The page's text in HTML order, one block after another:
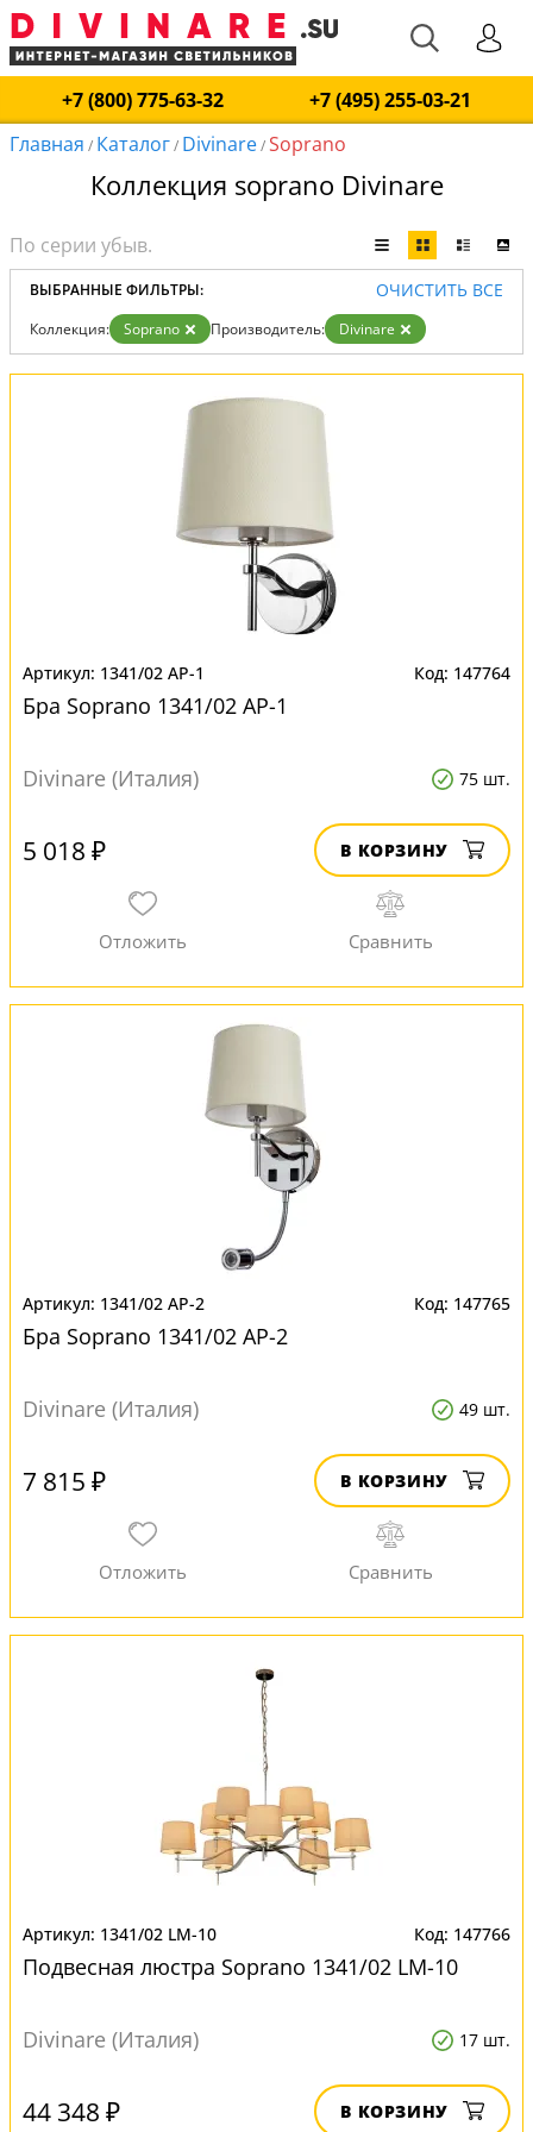
+7 (800) 775-63-32
+7 (495) 255-03-21
Главная / Каталог/ Divinare/Soprano
Коллекция soprano Divinare
ВЫБРАННЫЕ ФИЛЬТРЫ: ОЧИСТИТЬ ВСЕ
Коллекция: Soprano Производитель: Divinare
1341/02 AP-1 147764
Бра Soprano 1341/02 AP-1
Divinare (Италия) 75 шт.
5 018 ₽ В КОРЗИНУ
1341/02 AP-2 147765
Бра Soprano 1341/02 AP-2
Divinare (Италия) 49 шт.
7 815 ₽ В КОРЗИНУ
1341/02 LM-10 147766
Подвесная люстра Soprano 1341/02 LM-10
Divinare (Италия) 17 шт.
44 348 ₽ В КОРЗИНУ